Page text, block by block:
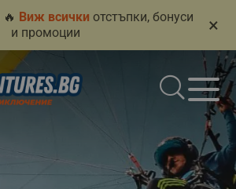
🔥 Виж всички отстъпки, бонуси
и промоции
×